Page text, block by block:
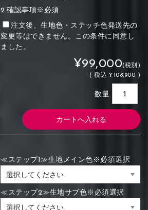
2.確認事項※必須
注文後、生地色・ステッチ色発送先の
変更等はできません。この条件に同意し
ました。
¥99,000(税別)
(税込 ¥108,900 )
数量
≪ステップ1≫生地メイン色※必須選択
≪ステップ2≫生地サブ色※必須選択